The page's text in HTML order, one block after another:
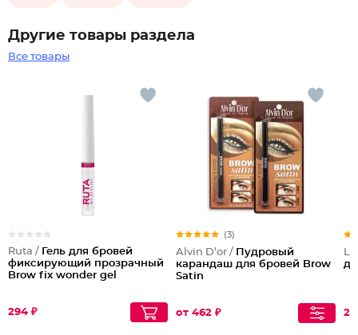
Другие товары раздела
Все товары
Ruta / Гель для бровей
фиксирующий прозрачный
Brow fix wonder gel
294 ₽
(3)
Alvin D’or / Пудровый
карандаш для бровей Brow
Satin
от 462 ₽